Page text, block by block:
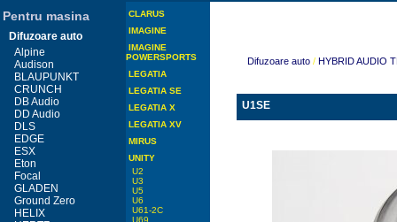
Pentru masina
Difuzoare auto
Alpine
Audison
BLAUPUNKT
CRUNCH
DB Audio
DD Audio
DLS
EDGE
ESX
Eton
Focal
GLADEN
Ground Zero
HELIX
CLARUS
IMAGINE
IMAGINE
POWERSPORTS
LEGATIA
LEGATIA SE
LEGATIA X
LEGATIA XV
MIRUS
UNITY
U2
U3
U5
U6
U61-2C
U69
Difuzoare auto/ HYBRID AUDIO
U1SE